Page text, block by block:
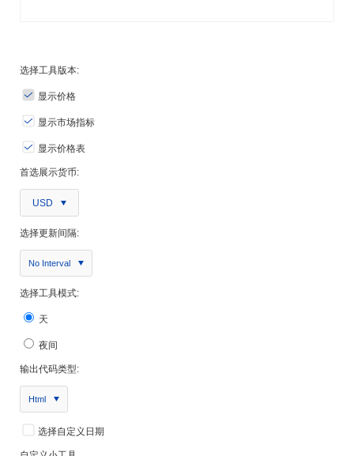
选择工具版本:
显示价格
显示市场指标
显示价格表
首选展示货币:
USD
选择更新间隔:
No Interval
选择工具模式:
天
夜间
输出代码类型:
Html
选择自定义日期